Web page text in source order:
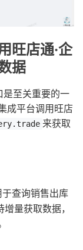
旺店通·企
据
至关重要的一
成平台调用旺店
来获取
于查询销售出库
量获取数据，